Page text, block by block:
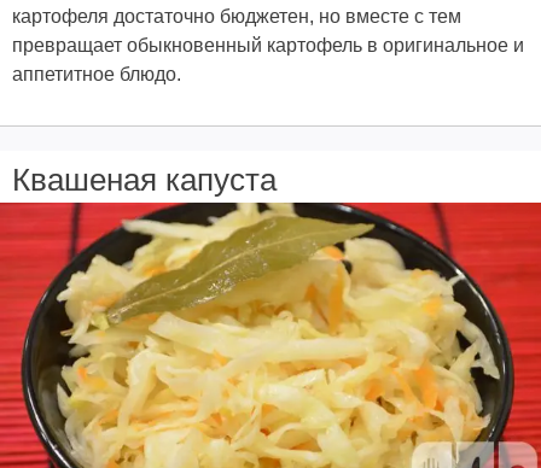
картофеля достаточно бюджетен, но вместе с тем
превращает обыкновенный картофель в оригинальное и
аппетитное блюдо.
Квашеная капуста